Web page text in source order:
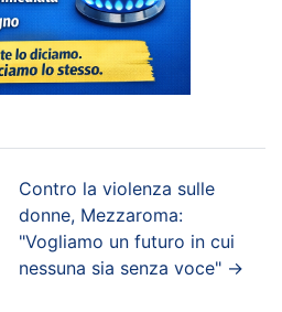
Contro la violenza sulle
donne, Mezzaroma:
"Vogliamo un futuro in cui
nessuna sia senza voce"→